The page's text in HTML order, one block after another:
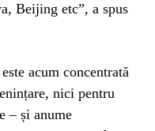
Beijing etc”, a spus
acum concentrată
nici pentru
– și anume